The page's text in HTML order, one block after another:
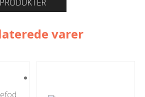
varer